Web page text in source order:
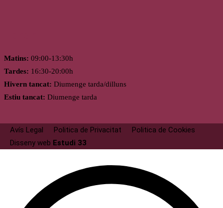
Matins: 09:00-13:30h
Tardes: 16:30-20:00h
Hivern tancat: Diumenge tarda/dilluns
Estiu tancat: Diumenge tarda
Avís Legal Politica de Privacitat
Politica de Cookies
Disseny web Estudi 33